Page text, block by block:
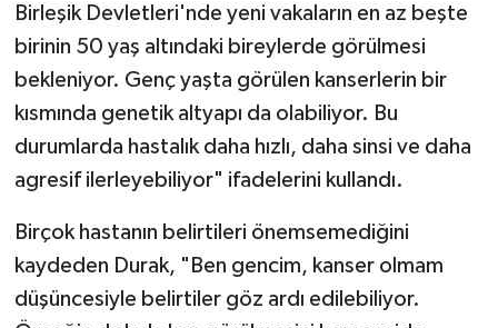
Birleşik Devletleri'nde yeni vakaların en az beşte
birinin 50 yaş altındaki bireylerde görülmesi
bekleniyor. Genç yaşta görülen kanserlerin bir
kısmında genetik altyapı da olabiliyor. Bu
durumlarda hastalık daha hızlı, daha sinsi ve daha
agresif ilerleyebiliyor" ifadelerini kullandı.
Birçok hastanın belirtileri önemsemediğini
kaydeden Durak, "Ben gencim, kanser olmam
düşüncesiyle belirtiler göz ardı edilebiliyor.